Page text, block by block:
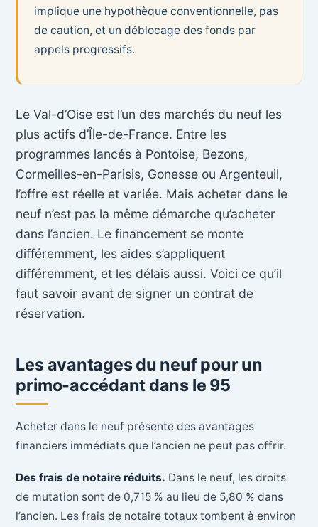
implique une hypothèque conventionnelle, pas
de caution, et un déblocage des fonds par
appels progressifs.
Le Val-d’Oise est l’un des marchés du neuf les
plus actifs d’Île-de-France. Entre les
programmes lancés à Pontoise, Bezons,
Cormeilles-en-Parisis, Gonesse ou Argenteuil,
l’offre est réelle et variée. Mais acheter dans le
neuf n’est pas la même démarche qu’acheter
dans l’ancien. Le financement se monte
différemment, les aides s’appliquent
différemment, et les délais aussi. Voici ce qu’il
faut savoir avant de signer un contrat de
réservation.
Les avantages du neuf pour un
primo-accédant dans le 95
Acheter dans le neuf présente des avantages
financiers immédiats que l’ancien ne peut pas offrir.
Des frais de notaire réduits. Dans le neuf, les droits
de mutation sont de 0,715 % au lieu de 5,80 % dans
l’ancien. Les frais de notaire totaux tombent à environ